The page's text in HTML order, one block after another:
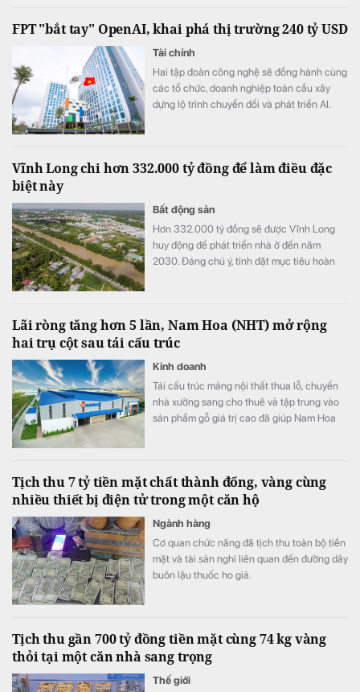
chuẩn bị Lễ động thổ Dự án thành phần 2.
FPT "bắt tay" OpenAI, khai phá thị trường 240 tỷ USD
Tài chính
Hai tập đoàn công nghệ sẽ đồng hành cùng
các tổ chức, doanh nghiệp toàn cầu xây
dựng lộ trình chuyển đổi và phát triển AI.
Vĩnh Long chi hơn 332.000 tỷ đồng để làm điều đặc
biệt này
Bất động sản
Hơn 332.000 tỷ đồng sẽ được Vĩnh Long
huy động để phát triển nhà ở đến năm
2030. Đáng chú ý, tỉnh đặt mục tiêu hoàn
Lãi ròng tăng hơn 5 lần, Nam Hoa (NHT) mở rộng
hai trụ cột sau tái cấu trúc
Kinh doanh
Tái cấu trúc mảng nội thất thua lỗ, chuyển
nhà xưởng sang cho thuê và tập trung vào
sản phẩm gỗ giá trị cao đã giúp Nam Hoa
bất động sản công nghiệp.
Tịch thu 7 tỷ tiền mặt chất thành đống, vàng cùng
nhiều thiết bị điện tử trong một căn hộ
Ngành hàng
Cơ quan chức năng đã tịch thu toàn bộ tiền
mặt và tài sản nghi liên quan đến đường dây
buôn lậu thuốc ho giả.
Tịch thu gần 700 tỷ đồng tiền mặt cùng 74 kg vàng
thỏi tại một căn nhà sang trọng
Thế giới